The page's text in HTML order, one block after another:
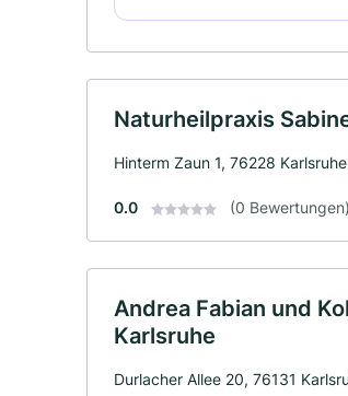
Naturheilpraxis
Hinterm Zaun 1, 76228 Karlsruhe
0.0 (0 Bewertungen)
Andrea Fabian und
Karlsruhe
Durlacher Allee 20, 76131